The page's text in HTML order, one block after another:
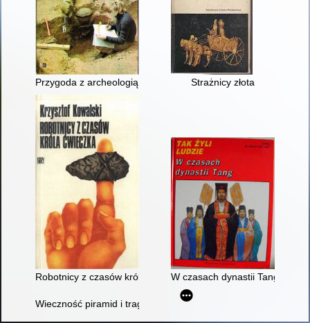
Przygoda z archeologią Strażnicy złota
Robotnicy z czasów króla ĆwieczkaW czasach dynastii Tang :
Wieczność piramid i tragedia Pompei